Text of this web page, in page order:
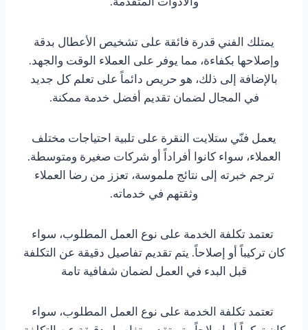
يمتلك الفني قدرة فائقة على تشخيص الأعطال بدقة
وإصلاحها بكفاءة، مما يوفر على العملاء الوقت والجهد.
بالإضافة إلى ذلك، هو حريص دائماً على تعلم كل جديد
في المجال لضمان تقديم أفضل خدمة ممكنة.
يعمل فنّي ستلايت النقرة على تلبية احتياجات مختلف
العملاء، سواء كانوا أفراداً أو شركات صغيرة ومتوسطة.
ترجم خبرته إلى نتائج ملموسة، تعزز من رضا العملاء
وثقتهم في خدماته.
تعتمد تكلفة الخدمة على نوع العمل المطلوب، سواء
كان تركيباً أو إصلاحاً. يتم تقديم تفاصيل دقيقة عن التكلفة
قبل البدء في العمل لضمان شفافية تامة
تعتمد تكلفة الخدمة على نوع العمل المطلوب، سواء